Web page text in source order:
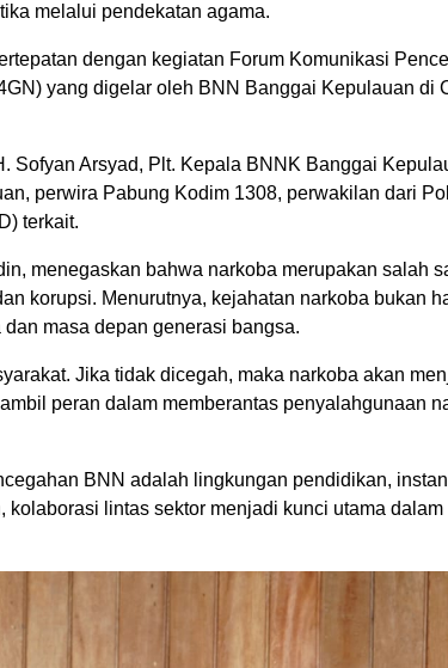
melalui pendekatan agama.
dengan kegiatan Forum Komunikasi
yang digelar oleh BNN Banggai Kepulauan di
Arsyad, Plt. Kepala BNNK Banggai
perwira Pabung Kodim 1308, perwakilan dari
terkait.
menegaskan bahwa narkoba merupakan salah
korupsi. Menurutnya, kejahatan narkoba bukan
masa depan generasi bangsa.
Jika tidak dicegah, maka narkoba akan
peran dalam memberantas penyalahgunaan
BNN adalah lingkungan pendidikan,
kolaborasi lintas sektor menjadi kunci utama dalam